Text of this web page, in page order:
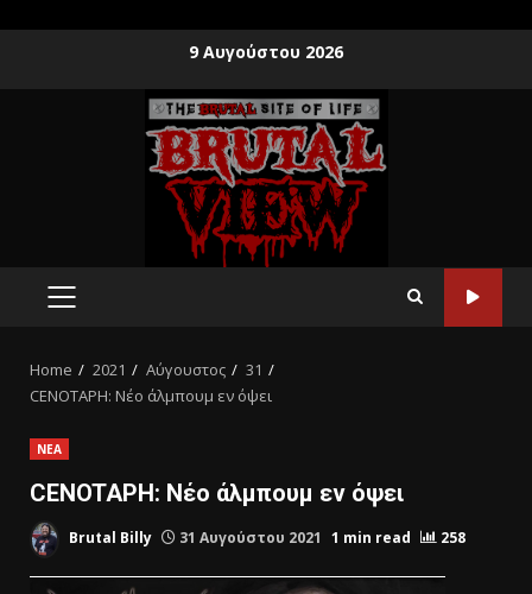
9 Αυγούστου 2026
Home 2021 Αύγουστος
31
CENOTAPH: Νέο άλμπουμ εν όψει
ΝΕΑ
CENOTAPH: Νέο άλμπουμ εν όψει
Brutal Billy 31 Αυγούστου 2021 1 min read 258